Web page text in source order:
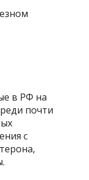
в РФ на
почти
с